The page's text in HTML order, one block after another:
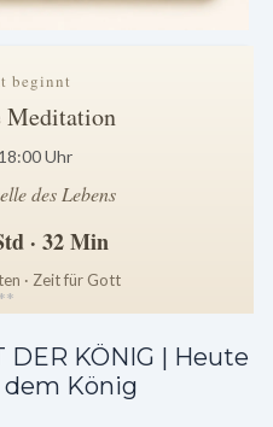
beginnt
Meditation
Uhr
des Lebens
· 32 Min
· Zeit für Gott
**
DER KÖNIG | Heute
König